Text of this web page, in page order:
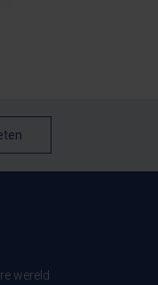
wereld